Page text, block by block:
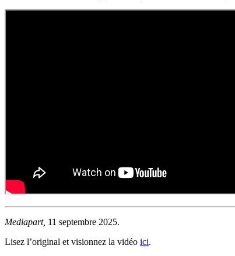
Mediapart, 11 septembre 2025.
Lisez l’original et visionnez la vidéo ici.